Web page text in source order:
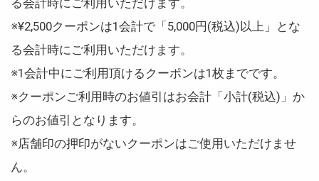
※¥2,500クーポンは1会計で「5,000円(税込)以上」とな
る会計時にご利用いただけます。
※1会計中にご利用頂けるクーポンは1枚までです。
※クーポンご利用時のお値引はお会計「小計(税込)」か
らのお値引となります。
※店舗印の押印がないクーポンはご使用いただけませ
ん。